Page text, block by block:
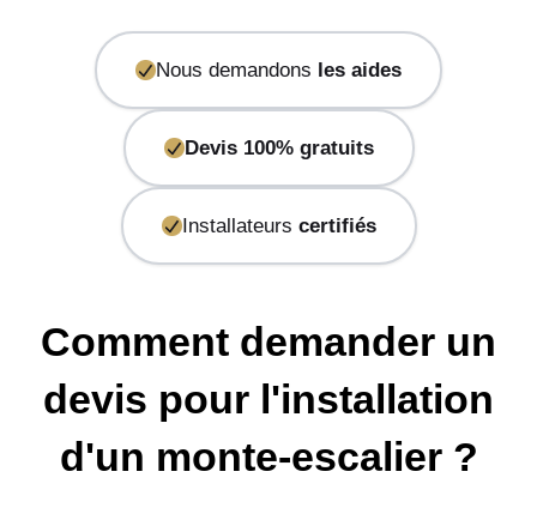
Nous demandons les aides
Devis 100% gratuits
Installateurs certifiés
Comment demander un
devis pour l'installation
d'un monte-escalier ?